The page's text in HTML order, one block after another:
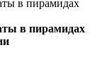
в пирамидах